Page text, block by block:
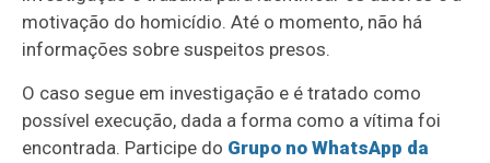
motivação do homicídio. Até o momento, não há
informações sobre suspeitos presos.
O caso segue em investigação e é tratado como
possível execução, dada a forma como a vítima foi
encontrada. Participe do Grupo no WhatsApp da